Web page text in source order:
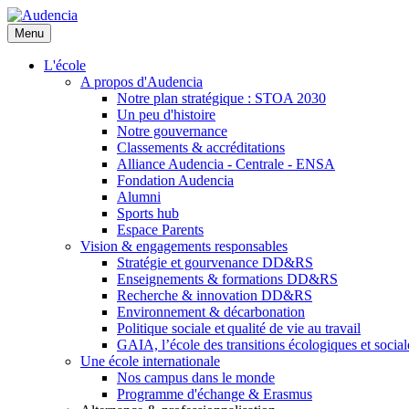
Aller
au
contenu
principal
Menu
L'école
A propos d'Audencia
Notre plan stratégique : STOA 2030
Un peu d'histoire
Notre gouvernance
Classements & accréditations
Alliance Audencia - Centrale - ENSA
Fondation Audencia
Alumni
Sports hub
Espace Parents
Vision & engagements responsables
Stratégie et gourvenance DD&RS
Enseignements & formations DD&RS
Recherche & innovation DD&RS
Environnement & décarbonation
Politique sociale et qualité de vie au travail
GAIA, l’école des transitions écologiques et
Une école internationale
Nos campus dans le monde
Programme d'échange & Erasmus